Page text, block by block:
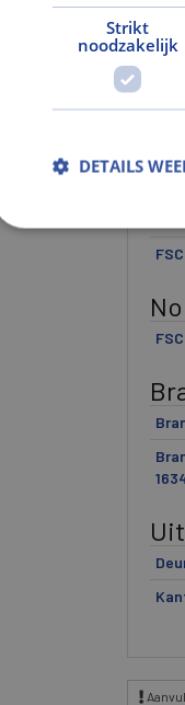
Strikt
noodzakelijk
DETAILS